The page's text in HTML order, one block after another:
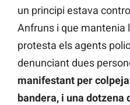
un principi estava
Anfruns i que mantenia
protesta els agents
denunciant dues
manifestant per
bandera, i una dotzena